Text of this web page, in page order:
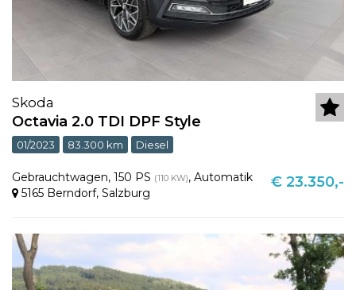
Skoda
Octavia 2.0 TDI DPF Style
01/2023 83.300 km Diesel
Gebrauchtwagen, 150 PS (110 KW), Automatik
5165 Berndorf, Salzburg
€ 23.350,-